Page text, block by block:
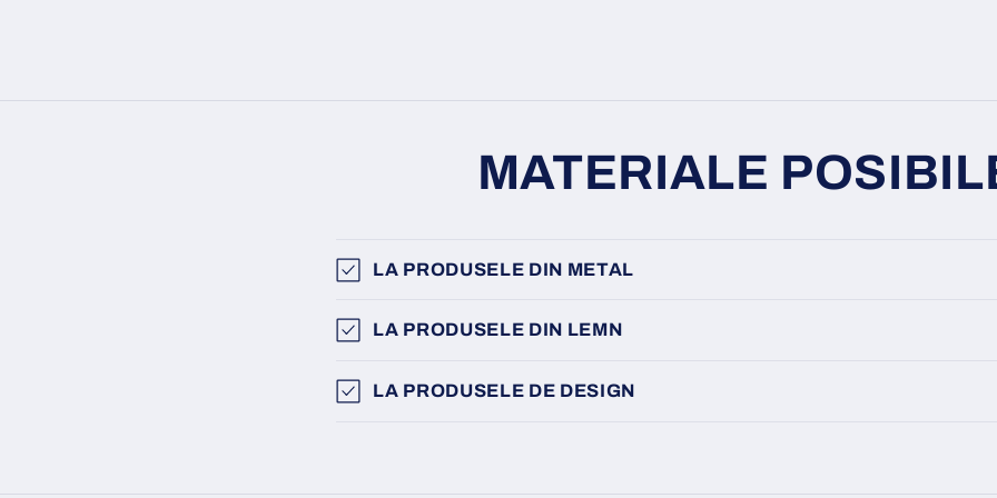
MATERIALE
LA PRODUSELE DIN METAL
LA PRODUSELE DIN LEMN
LA PRODUSELE DE DESIGN